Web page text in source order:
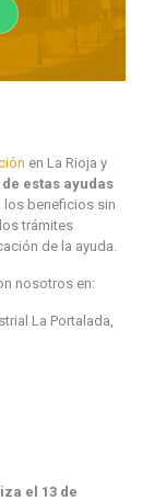
en La Rioja y
estas ayudas
los beneficios sin
trámites
de la ayuda.
nosotros en:
La Portalada,
el 13 de